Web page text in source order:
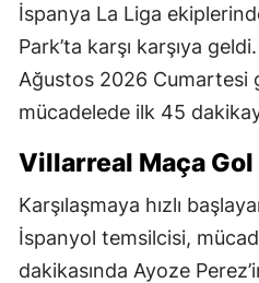
İspanya La Liga
Park’ta karşı karşıya geldi.
Ağustos 2026 Cumartesi
mücadelede ilk 45
Villarreal Maça Gol
Karşılaşmaya hızlı
İspanyol temsilcisi,
dakikasında Ayoze